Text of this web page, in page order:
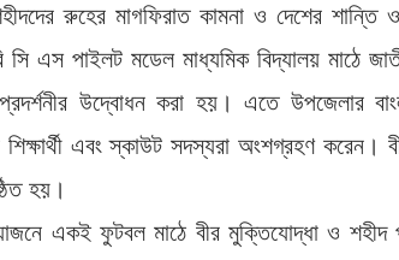
রুহের মাগফিরাত কামনা ও দেশের
সি এস পাইলট মডেল মাধ্যমিক বিদ্যালয় মাঠে
উদ্বোধন করা হয়। এতে উপজেলার
এবং স্কাউট সদস্যরা অংশগ্রহণ করেন।
হয়।
একই ফুটবল মাঠে বীর মুক্তিযোদ্ধা ও শহীদ